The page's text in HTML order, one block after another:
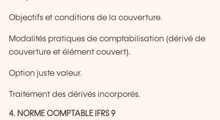
Objectifs et conditions de la couverture.
Modalités pratiques de comptabilisation (dérivé de
couverture et élément couvert).
Option juste valeur.
Traitement des dérivés incorporés.
4. NORME COMPTABLE IFRS 9